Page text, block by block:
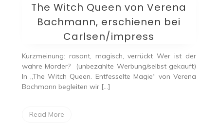
The Witch Queen von Verena
Bachmann, erschienen bei
Carlsen/impress
Kurzmeinung: rasant, magisch, verrückt Wer ist der
wahre Mörder? (unbezahlte Werbung/selbst gekauft)
In „The Witch Queen. Entfesselte Magie“ von Verena
Bachmann begleiten wir […]
Read More